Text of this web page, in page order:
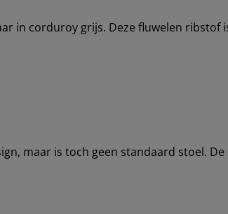
in corduroy grijs. Deze fluwelen
maar is toch geen standaard stoel.